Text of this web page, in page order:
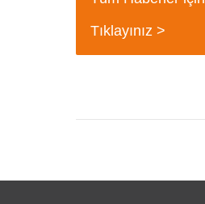
Tıklayınız >